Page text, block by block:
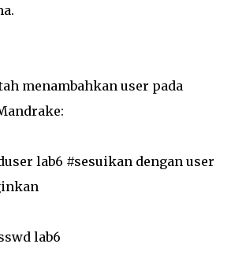
menambahkan user pada
lab6 #sesuikan dengan user
lab6